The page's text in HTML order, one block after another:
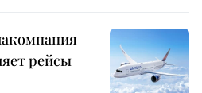
рейсы